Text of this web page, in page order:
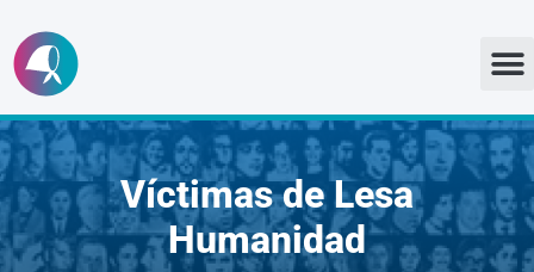
Ir
al
contenido
Víctimas de Lesa
Humanidad